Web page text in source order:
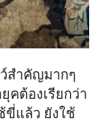
สำคัญมากๆ
คต้องเรียกว่า
ขี่แล้ว ยังใช้